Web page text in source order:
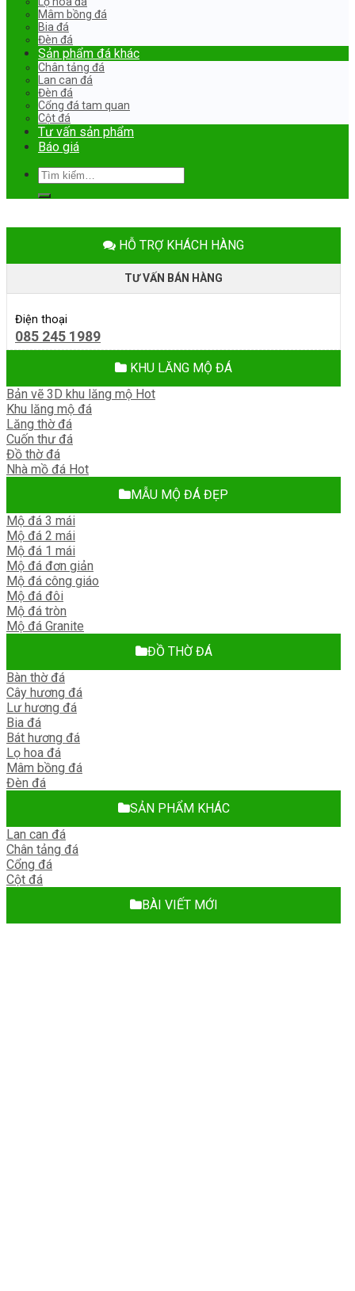
Mâm bồng đá
Bia đá
Đèn đá
Sản phẩm đá khác
Chân tảng đá
Lan can đá
Đèn đá
Cổng đá tam quan
Cột đá
Tư vấn sản phẩm
Báo giá
Tìm
kiếm:
HỖ TRỢ KHÁCH HÀNG
TƯ VẤN BÁN HÀNG
Điện thoại
085 245 1989
KHU LĂNG MỘ ĐÁ
Bản vẽ 3D khu lăng mộ
Khu lăng mộ đá
Lăng thờ đá
Cuốn thư đá
Đồ thờ đá
Nhà mồ đá
MẪU MỘ ĐÁ ĐẸP
Mộ đá 3 mái
Mộ đá 2 mái
Mộ đá 1 mái
Mộ đá đơn giản
Mộ đá công giáo
Mộ đá đôi
Mộ đá tròn
Mộ đá Granite
ĐỒ THỜ ĐÁ
Bàn thờ đá
Cây hương đá
Lư hương đá
Bia đá
Bát hương đá
Lọ hoa đá
Mâm bồng đá
Đèn đá
SẢN PHẨM KHÁC
Lan can đá
Chân tảng đá
Cổng đá
Cột đá
BÀI VIẾT MỚI